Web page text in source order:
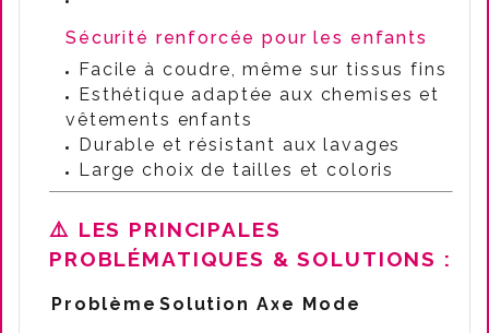
Sécurité renforcée pour les enfants
Facile à coudre, même sur tissus fins
Esthétique adaptée aux chemises et
vêtements enfants
Durable et résistant aux lavages
Large choix de tailles et coloris
⚠️ LES PRINCIPALES
PROBLÉMATIQUES & SOLUTIONS :
Problème Solution Axe Mode